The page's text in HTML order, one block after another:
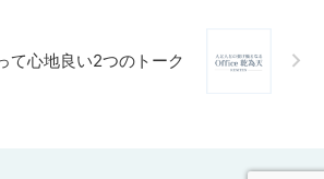
て心地良い2つのトーク